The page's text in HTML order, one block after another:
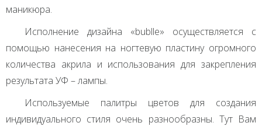
маникюра.
Исполнение дизайна «bublle» осуществляется с
помощью нанесения на ногтевую пластину огромного
количества акрила и использования для закрепления
результата УФ – лампы.
Используемые палитры цветов для создания
индивидуального стиля очень разнообразны. Тут Вам